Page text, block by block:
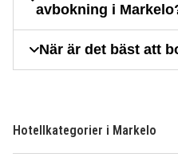
avbokning i
När är det bäst att
Hotellkategorier i Markelo